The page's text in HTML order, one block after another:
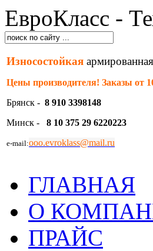
ЕвроКласс -
Износостойкая армированная
Цены производителя! Заказы от
Брянск - 8 910 3398148
Минск - 8 10 375 29 6220223
e-mail:ooo.evroklass@mail.ru
ГЛАВНАЯ
О
ПРАЙС